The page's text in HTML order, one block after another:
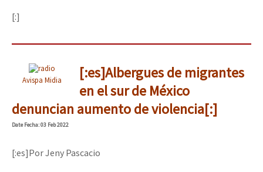
[:]
Avispa Midia
[:es]Albergues de migrantes
en el sur de México
denuncian aumento de violencia[:]
DateFecha: 03 Feb 2022
[:es]Por Jeny Pascacio